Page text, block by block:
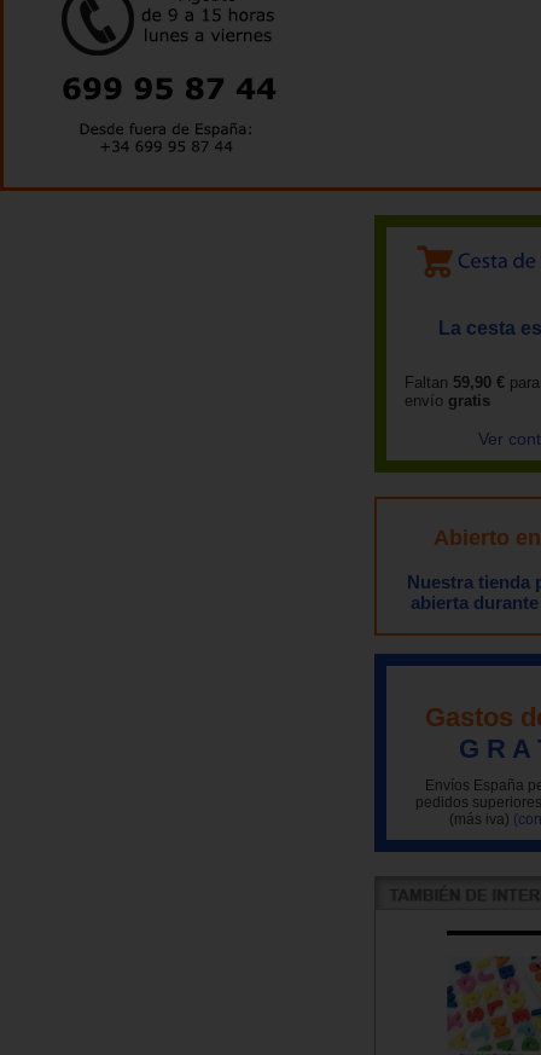
La cesta
Faltan 59,90 €
envío gratis
Ver
Abierto
Nuestra tienda
abierta
Gastos
G R A
Envíos España
pedidos
(más iva)